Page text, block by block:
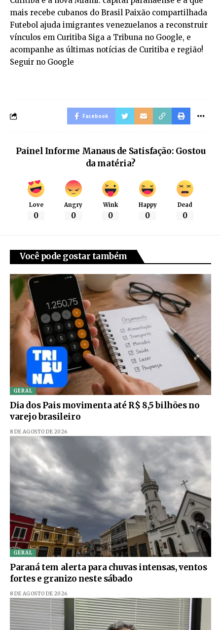
mais recebe cubanos do Brasil Paixão compartilhada
Futebol ajuda imigrantes venezuelanos a reconstruir
vínculos em Curitiba Siga a Tribuna no Google, e
acompanhe as últimas notícias de Curitiba e região!
Seguir no Google
Facebook
Painel Informe Manaus de Satisfação: Gostou
da matéria?
Love
0
Angry
0
Wink
0
Happy
0
Dead
0
Você pode gostar também
GERAL
Dia dos Pais movimenta até R$ 8,5 bilhões no
varejo brasileiro
8 DE AGOSTO DE 2026
GERAL
Paraná tem alerta para chuvas intensas, ventos
fortes e granizo neste sábado
8 DE AGOSTO DE 2026